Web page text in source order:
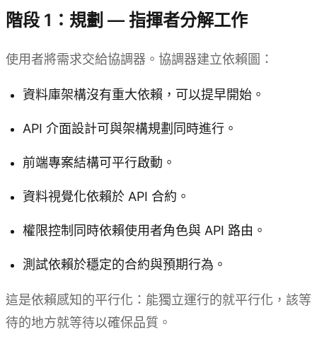
階段 1：規劃 — 指揮者分解工作
使用者將需求交給協調器。協調器建立依賴圖：
資料庫架構沒有重大依賴，可以提早開始。
API 介面設計可與架構規劃同時進行。
前端專案結構可平行啟動。
資料視覺化依賴於 API 合約。
權限控制同時依賴使用者角色與 API 路由。
測試依賴於穩定的合約與預期行為。
這是依賴感知的平行化：能獨立運行的就平行化，該等
待的地方就等待以確保品質。